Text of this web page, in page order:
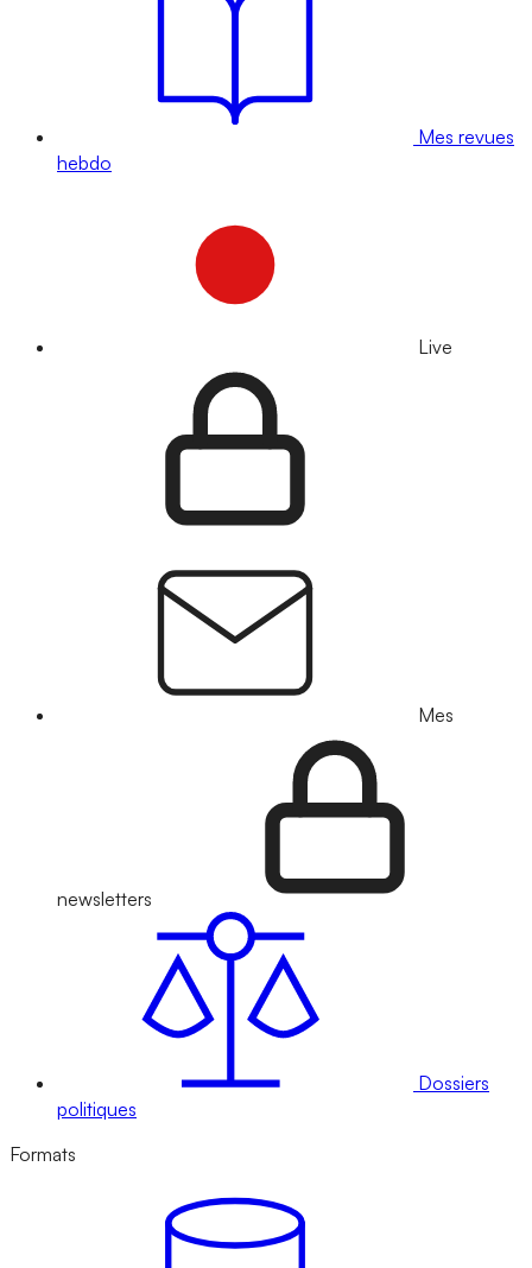
Mes revues
hebdo
Live
Mes
newsletters
Dossiers
politiques
Formats